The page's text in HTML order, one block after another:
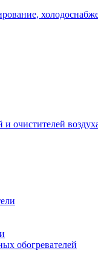
очистителей
обогревателей